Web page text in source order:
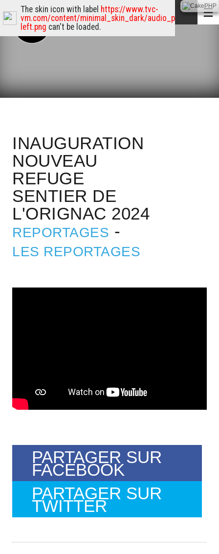
INAUGURATION
NOUVEAU
REFUGE
SENTIER DE
L'ORIGNAC 2024
REPORTAGES -
LES REPORTAGES
PARTAGER SUR
FACEBOOK
PARTAGER SUR
TWITTER
The skin icon with label https://www.tvc-
vm.com/content/minimal_skin_dark/audio_player_skin/
left.png can't be loaded.